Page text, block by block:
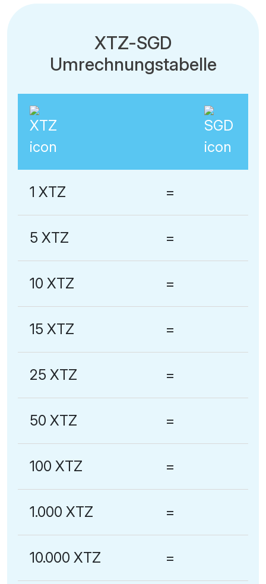
XTZ-SGD
Umrechnungstabelle
1 XTZ =
5 XTZ =
10 XTZ =
15 XTZ =
25 XTZ =
50 XTZ =
100 XTZ =
1.000 XTZ =
10.000 XTZ =